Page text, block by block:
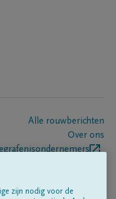
Alle rouwberichten
Over ons
zijn nodig voor de